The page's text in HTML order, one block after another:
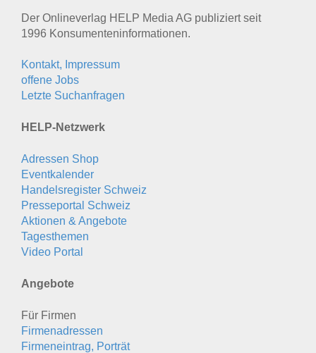
Der Onlineverlag HELP Media AG publiziert seit
1996 Konsumenten­informationen.
Kontakt, Impressum
offene Jobs
Letzte Suchanfragen
HELP-Netzwerk
Adressen Shop
Eventkalender
Handelsregister Schweiz
Presseportal Schweiz
Aktionen & Angebote
Tagesthemen
Video Portal
Angebote
Für Firmen
Firmenadressen
Firmeneintrag, Porträt